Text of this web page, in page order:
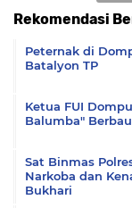
Rekomendasi
Peternak di
Batalyon TP
Ketua FUI
Balumba"
Sat Binmas
Narkoba dan
Bukhari